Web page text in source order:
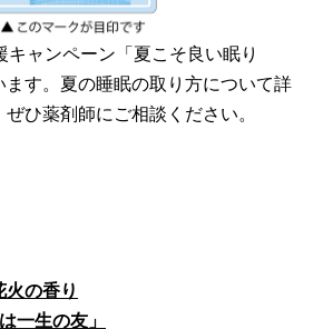
キャンペーン「夏こそ良い眠り
ます。夏の睡眠の取り方について詳
ひ薬剤師にご相談ください。
の香り
一生の友」